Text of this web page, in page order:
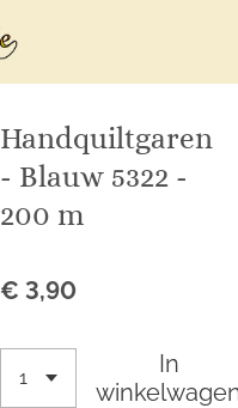
Handquiltgaren
- Blauw 5322 -
200 m
€ 3,90
In